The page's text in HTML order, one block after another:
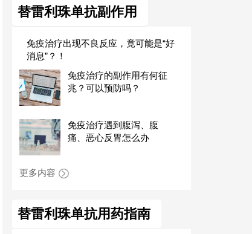
替雷利珠单抗副作用
免疫治疗出现不良反应，竟可能是“好
消息”？！
免疫治疗的副作用有何征
兆？可以预防吗？
免疫治疗遇到腹泻、腹
痛、恶心反胃怎么办
更多内容
替雷利珠单抗用药指南